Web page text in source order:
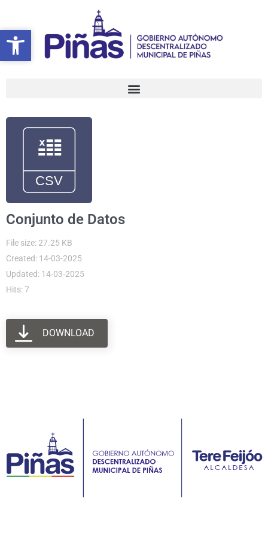
Abrir barra de herramientas
contenido
Conjunto de Datos
File size: 27.25 KB
Created: 14-03-2025
Updated: 14-03-2025
Hits: 7
DOWNLOAD
Abrir barra de herramientas